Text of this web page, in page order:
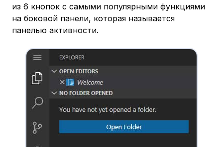
из 6 кнопок с самыми популярными функциями
на боковой панели, которая называется
панелью активности.